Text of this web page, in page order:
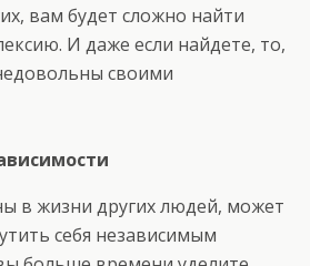
вам будет сложно найти
И даже если найдете, то,
своими
в жизни других людей, может
себя независимым